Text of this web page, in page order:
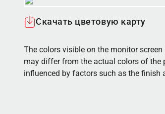
Скачать цветовую карту
The colors visible on the monitor
may differ from the actual colors of the
influenced by factors such as the